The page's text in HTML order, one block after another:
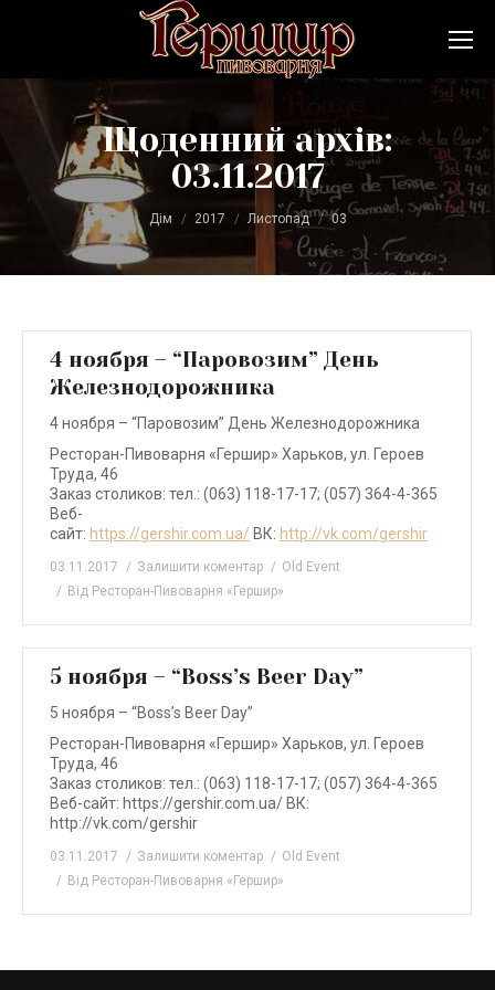
Щоденний архів:
03.11.2017
Дім 2017 Листопад 03
4 ноября – “Паровозим” День
Железнодорожника
4 ноября – “Паровозим” День Железнодорожника
Ресторан-Пивоварня «Гершир» Харьков, ул. Героев
Труда, 46
Заказ столиков: тел.: (063) 118-17-17; (057) 364-4-365
Веб-
сайт: https://gershir.com.ua/ ВК: http://vk.com/gershir
03.11.2017 Залишити коментар
Old Event
Від Ресторан-Пивоварня «Гершир»
5 ноября – “Boss’s Beer Day”
5 ноября – “Boss’s Beer Day”
Ресторан-Пивоварня «Гершир» Харьков, ул. Героев
Труда, 46
Заказ столиков: тел.: (063) 118-17-17; (057) 364-4-365
Веб-сайт: https://gershir.com.ua/ ВК:
http://vk.com/gershir
03.11.2017 Залишити коментар
Old Event
Від Ресторан-Пивоварня «Гершир»